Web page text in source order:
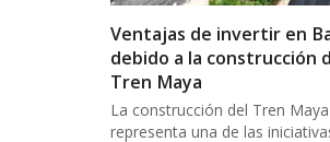
Ventajas de invertir en
debido a la construcción
Tren Maya
La construcción del Tren Maya
representa una de las